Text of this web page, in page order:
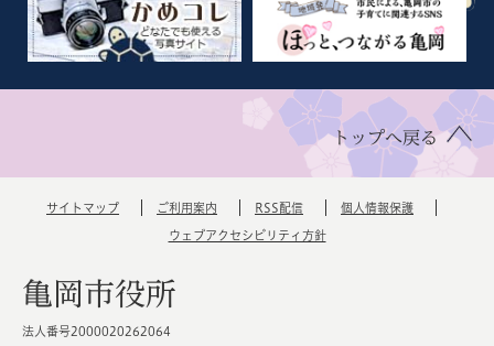
トップへ戻る
サイトマップ ご利用案内 RSS配信 個人情報保護
ウェブアクセシビリティ方針
亀岡市役所
法人番号2000020262064